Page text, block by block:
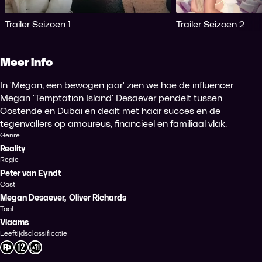
Trailer Seizoen 1 Trailer Seizoen 2
Meer info
In 'Megan, een bewogen jaar' zien we hoe de influencer
Megan 'Temptation Island' Desaever pendelt tussen
Oostende en Dubai en dealt met haar succes en de
tegenvallers op amoureus, financieel en familiaal vlak.
Genre
Reality
Regie
Peter van Eyndt
Cast
Megan Desaever, Oliver Richards
Taal
Vlaams
Leeftijdsclassificatie